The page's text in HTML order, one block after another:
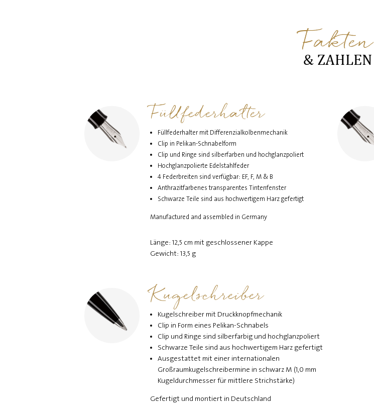
Fakten
& ZAHLEN
Füllfederhalter
Füllfederhalter mit Differenzialkolbenmechanik
Clip in Pelikan-Schnabelform
Clip und Ringe sind silberfarben und hochglanzpoliert
Hochglanzpolierte Edelstahlfeder
4 Federbreiten sind verfügbar: EF, F, M & B
Anthrazitfarbenes transparentes Tintenfenster
Schwarze Teile sind aus hochwertigem Harz gefertigt
Manufactured and assembled in Germany
Länge: 12,5 cm mit geschlossener Kappe
Gewicht: 13,5 g
Kugelschreiber
Kugelschreiber mit Druckknopfmechanik
Clip in Form eines Pelikan-Schnabels
Clip und Ringe sind silberfarbig und hochglanzpoliert
Schwarze Teile sind aus hochwertigem Harz gefertigt
Ausgestattet mit einer internationalen
Großraumkugelschreibermine in schwarz M (1,0 mm
Kugeldurchmesser für mittlere Strichstärke)
Gefertigt und montiert in Deutschland